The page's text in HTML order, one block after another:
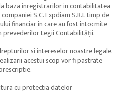
baza inregistrarilor in contabilitatea
S.C. Expdiam S.R.L timp de
financiar în care au fost întocmite
Legii Contabilității.
si intereselor noastre legale,
acestui scop vor fi pastrate
cu protectia datelor